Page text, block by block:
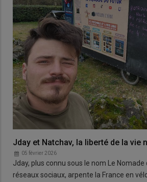
Jday et Natchav, la liberté de la vie
05 février 2026
Jday, plus connu sous le nom Le
réseaux sociaux, arpente la France en